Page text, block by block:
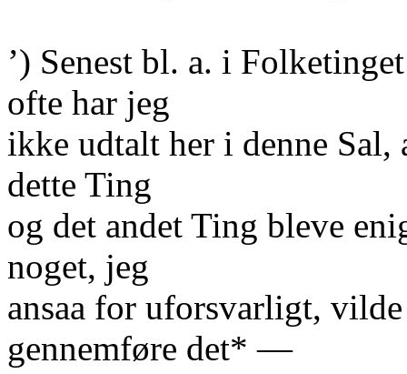
’) Senest bl. a. i
ofte har jeg
ikke udtalt her i denne
dette Ting
og det andet Ting bleve
noget, jeg
ansaa for uforsvarligt,
gennemføre det* —